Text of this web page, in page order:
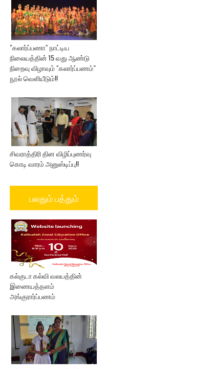
"கலார்ப்பணா" நாட்டிய
நிலையத்தின் 15 வது ஆண்டு
நிறைவு விழாவும் "கலார்ப்பணம்"
நூல் வெளியீடும்!!
சிவராத்திரி தின விழிப்புணர்வு
கொடி வாரம் அனுஸ்டிப்பு!!
பலதும் பத்தும்
கல்குடா கல்வி வலயத்தின்
இணையத்தளம்
அங்குரார்ப்பணம்